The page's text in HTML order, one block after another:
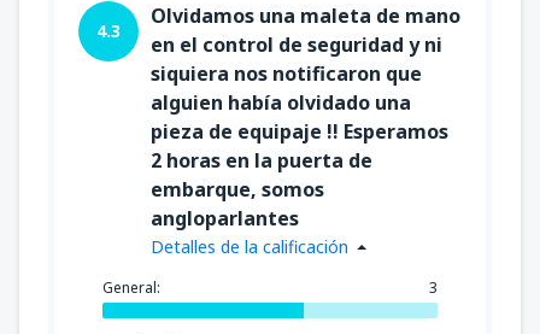
4.3
Olvidamos una maleta de mano
en el control de seguridad y ni
siquiera nos notificaron que
alguien había olvidado una
pieza de equipaje !! Esperamos
2 horas en la puerta de
embarque, somos
angloparlantes
Detalles de la calificación
General: 3